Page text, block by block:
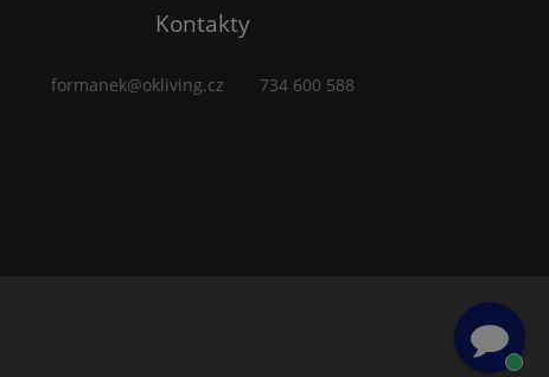
Kontakty
formanek@okliving.cz 734 600 588